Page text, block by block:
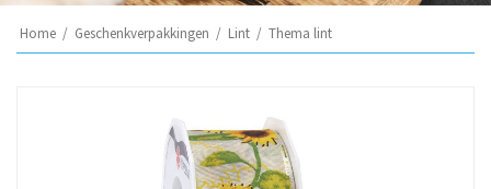
Home / Geschenkverpakkingen / Lint / Thema lint